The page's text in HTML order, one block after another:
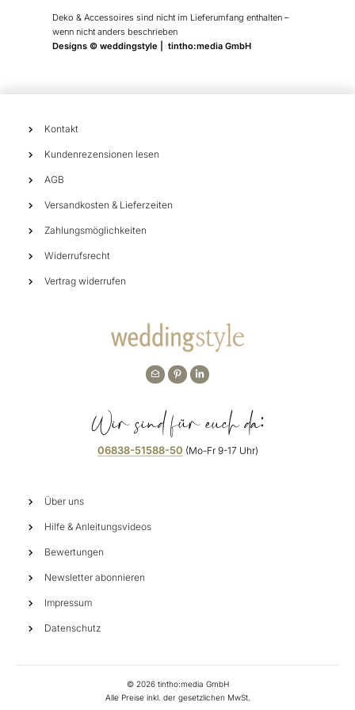
Deko & Accessoires sind nicht im Lieferumfang enthalten –
wenn nicht anders beschrieben
Designs © weddingstyle | tintho:media GmbH
Kontakt
Kundenrezensionen lesen
AGB
Versandkosten & Lieferzeiten
Zahlungsmöglichkeiten
Widerrufsrecht
Vertrag widerrufen
Wir sind für euch da:
06838-51588-50 (Mo-Fr 9-17 Uhr)
Über uns
Hilfe & Anleitungsvideos
Bewertungen
Newsletter abonnieren
Impressum
Datenschutz
© 2026tintho:media GmbH
Alle Preise inkl. der gesetzlichen MwSt.